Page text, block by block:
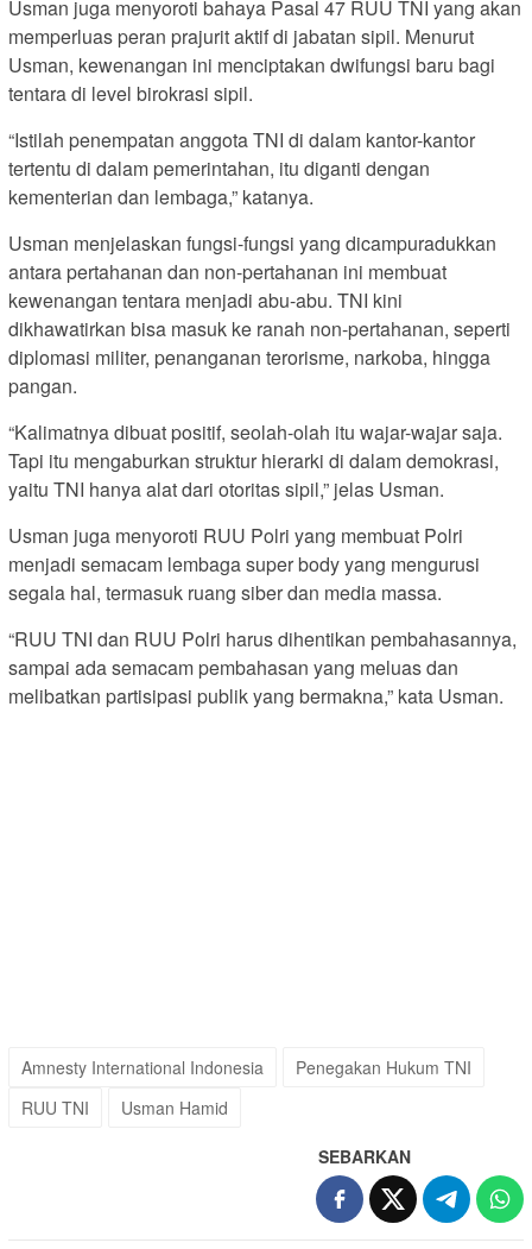
Usman juga menyoroti bahaya Pasal 47 RUU TNI yang akan
memperluas peran prajurit aktif di jabatan sipil. Menurut
Usman, kewenangan ini menciptakan dwifungsi baru bagi
tentara di level birokrasi sipil.
“Istilah penempatan anggota TNI di dalam kantor-kantor
tertentu di dalam pemerintahan, itu diganti dengan
kementerian dan lembaga,” katanya.
Usman menjelaskan fungsi-fungsi yang dicampuradukkan
antara pertahanan dan non-pertahanan ini membuat
kewenangan tentara menjadi abu-abu. TNI kini
dikhawatirkan bisa masuk ke ranah non-pertahanan, seperti
diplomasi militer, penanganan terorisme, narkoba, hingga
pangan.
“Kalimatnya dibuat positif, seolah-olah itu wajar-wajar saja.
Tapi itu mengaburkan struktur hierarki di dalam demokrasi,
yaitu TNI hanya alat dari otoritas sipil,” jelas Usman.
Usman juga menyoroti RUU Polri yang membuat Polri
menjadi semacam lembaga super body yang mengurusi
segala hal, termasuk ruang siber dan media massa.
“RUU TNI dan RUU Polri harus dihentikan pembahasannya,
sampai ada semacam pembahasan yang meluas dan
melibatkan partisipasi publik yang bermakna,” kata Usman.
Amnesty International Indonesia
Penegakan Hukum TNI
RUU TNI
Usman Hamid
SEBARKAN